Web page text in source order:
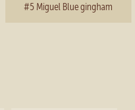
#5 Miguel Blue gingham